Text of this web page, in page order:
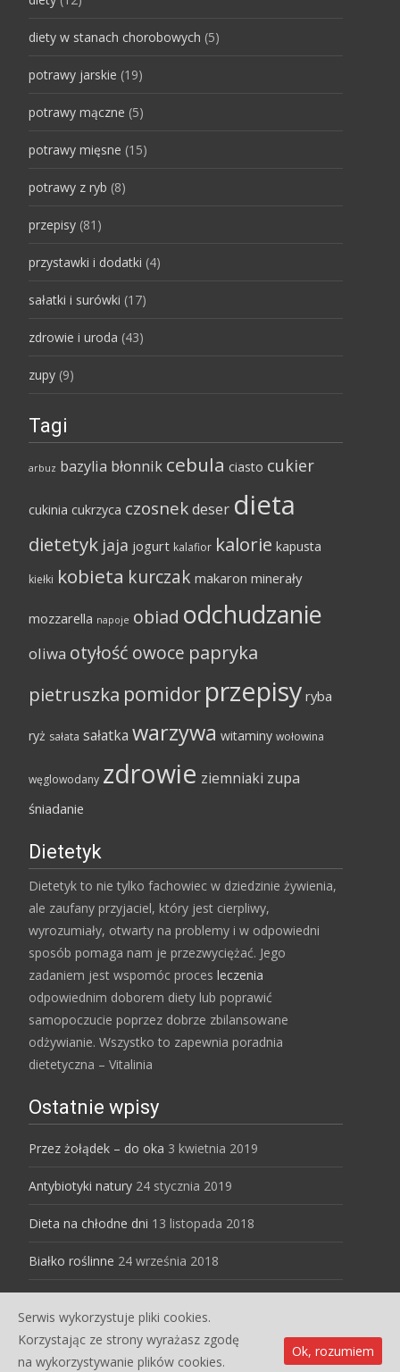
diety w stanach chorobowych (5)
potrawy jarskie (19)
potrawy mączne (5)
potrawy mięsne (15)
potrawy z ryb (8)
przepisy (81)
przystawki i dodatki (4)
sałatki i surówki (17)
zdrowie i uroda (43)
zupy (9)
Tagi
arbuz bazylia błonnik cebula ciasto cukier
cukinia cukrzyca czosnekdeser dieta
dietetyk jaja jogurt kalafior kalorie kapusta
kiełki kobieta kurczak makaron minerały
mozzarella napoje obiad odchudzanie
oliwa otyłość owoce papryka
pietruszka pomidor przepisy ryba
ryż sałata sałatka warzywa witaminy wołowina
węglowodany zdrowie ziemniaki zupa
śniadanie
Dietetyk
Dietetyk to nie tylko fachowiec w dziedzinie żywienia,
ale zaufany przyjaciel, który jest cierpliwy,
wyrozumiały, otwarty na problemy i w odpowiedni
sposób pomaga nam je przezwyciężać. Jego
zadaniem jest wspomóc proces leczenia
odpowiednim doborem diety lub poprawić
samopoczucie poprzez dobrze zbilansowane
odżywianie. Wszystko to zapewnia poradnia
dietetyczna – Vitalinia
Ostatnie wpisy
Przez żołądek – do oka 3 kwietnia 2019
Antybiotyki natury 24 stycznia 2019
Dieta na chłodne dni 13 listopada 2018
Białko roślinne 24 września 2018
Copyright © Dietetyk dla Ciebie
Powered by WordPress , Designed and Developed by
Serwis wykorzystuje pliki cookies.
Korzystając ze strony wyrażasz zgodę
na wykorzystywanie plików cookies.
Ok, rozumiem